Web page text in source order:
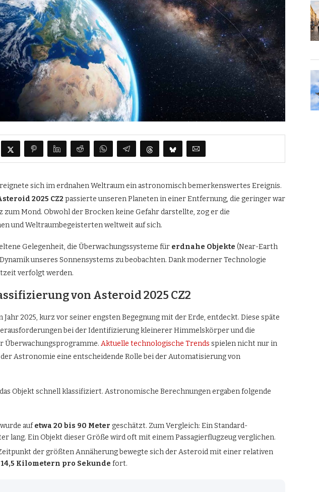
sich im erdnahen Weltraum ein astronomisch bemerkenswertes Ereignis.
2025 CZ2 passierte unseren Planeten in einer Entfernung, die geringer war
Mond. Obwohl der Brocken keine Gefahr darstellte, zog er die
und Weltraumbegeisterten weltweit auf sich.
Gelegenheit, die Überwachungssysteme für erdnahe Objekte (Near-Earth
unseres Sonnensystems zu beobachten. Dank moderner Technologie
verfolgt werden.
von Asteroid 2025 CZ2
2025, kurz vor seiner engsten Begegnung mit der Erde, entdeckt. Diese späte
bei der Identifizierung kleinerer Himmelskörper und die
Überwachungsprogramme. Aktuelle technologische Trends spielen nicht nur in
Astronomie eine entscheidende Rolle bei der Automatisierung von
Objekt schnell klassifiziert. Astronomische Berechnungen ergaben folgende
aufetwa 20 bis 90 Meter geschätzt. Zum Vergleich: Ein Standard-
lang. Ein Objekt dieser Größe wird oft mit einem Passagierflugzeug verglichen.
der größten Annäherung bewegte sich der Asteroid mit einer relativen
14,5 Kilometern pro Sekunde fort.